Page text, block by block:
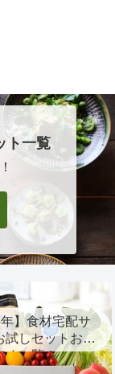
ト一覧
年】食材宅配サ
試しセットおす
め一覧！